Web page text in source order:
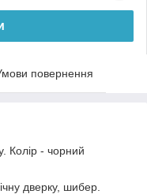
повернення
Колір - чорний
дверку, шибер.